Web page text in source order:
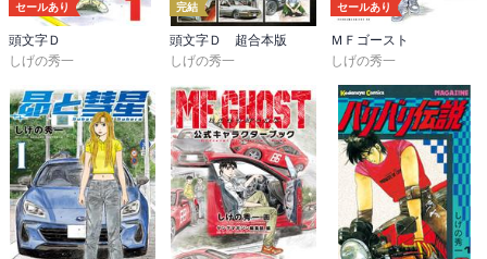
セールあり
頭文字Ｄ
しげの秀一
完結
頭文字Ｄ 超合本版
しげの秀一
セールあり
ＭＦゴースト
しげの秀一